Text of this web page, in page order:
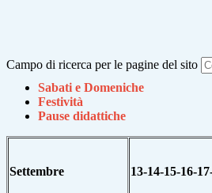
Campo di ricerca per le pagine del sito
Sabati e Domeniche
Festività
Pause didattiche
Settembre 13-14-15-16-